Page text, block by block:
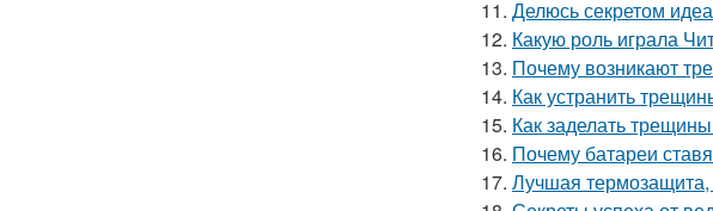
11. Делюсь секретом
12. Какую роль играла
13. Почему возникают
14. Как устранить
15. Как заделать
16. Почему батареи
17. Лучшая